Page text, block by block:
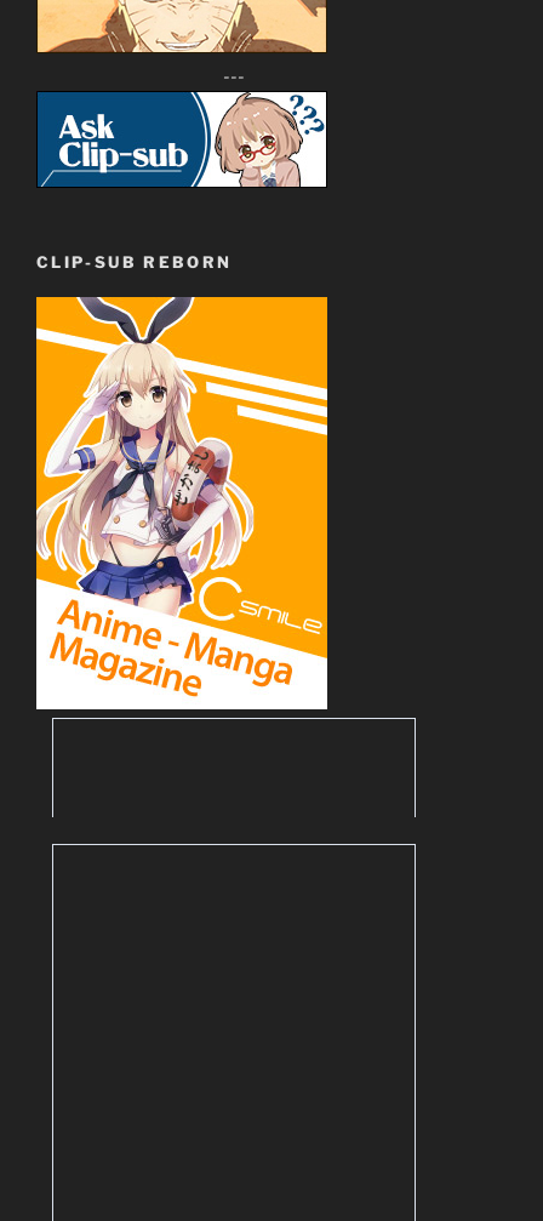
---
CLIP-SUB REBORN